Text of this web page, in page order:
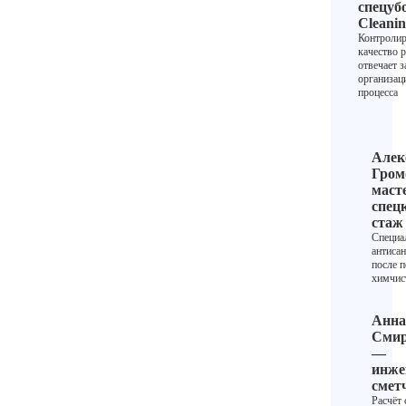
качество
отвечает
процесса
стаж
после
Анна
—
Расчёт